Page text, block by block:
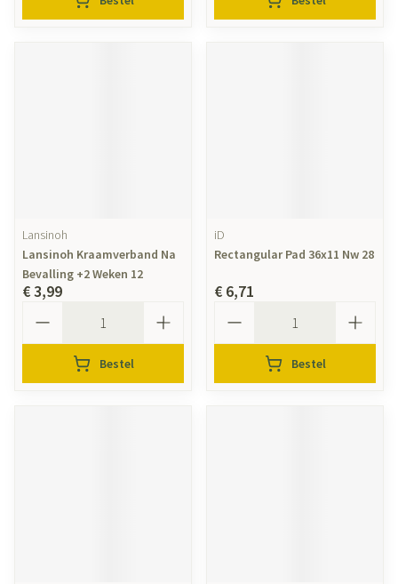
Lansinoh
Lansinoh Kraamverband Na
Bevalling +2 Weken 12
€ 3,99
Bestel
iD
Rectangular Pad 36x11 Nw 28
€ 6,71
Bestel